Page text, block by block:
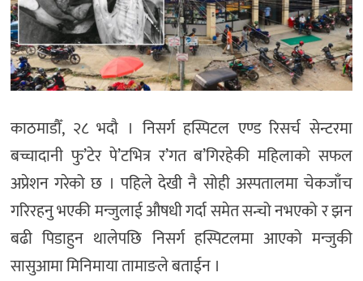
काठमाडौँ, २८ भदौ । निसर्ग हस्पिटल एण्ड रिसर्च सेन्टरमा
बच्चादानी फु’टेर पे’टभित्र र’गत ब’गिरहेकी महिलाको सफल
अप्रेशन गरेको छ । पहिले देखी नै सोही अस्पतालमा चेकजाँच
गरिरहनु भएकी मन्जुलाई औषधी गर्दा समेत सन्चो नभएको र झन
बढी पिडाहुन थालेपछि निसर्ग हस्पिटलमा आएको मन्जुकी
सासुआमा मिनिमाया तामाङले बताईन ।